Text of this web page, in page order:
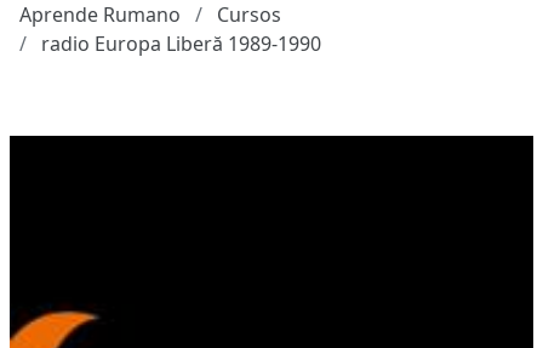
Aprende Rumano
Cursos
radio Europa Liberă 1989-1990